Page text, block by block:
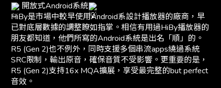
開放式Android系統
HiBy是市場中較早使用Android系設計播放器的廠商，早
已對底層數據的調整瞭如指掌。相信有用過HiBy播放器的
朋友都知道，他們所寫的Android系統是出名「順」的。
R5 (Gen 2)也不例外，同時支援多個串流apps繞過系統
SRC限制，輸出原音，確保音質不受影響。更重要的是，
R5 (Gen 2)支持16x MQA擴展，享受最完整的but perfect
音效。